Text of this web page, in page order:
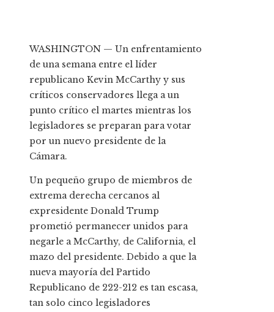
WASHINGTON — Un enfrentamiento
de una semana entre el líder
republicano Kevin McCarthy y sus
críticos conservadores llega a un
punto crítico el martes mientras los
legisladores se preparan para votar
por un nuevo presidente de la
Cámara.
Un pequeño grupo de miembros de
extrema derecha cercanos al
expresidente Donald Trump
prometió permanecer unidos para
negarle a McCarthy, de California, el
mazo del presidente. Debido a que la
nueva mayoría del Partido
Republicano de 222-212 es tan escasa,
tan solo cinco legisladores